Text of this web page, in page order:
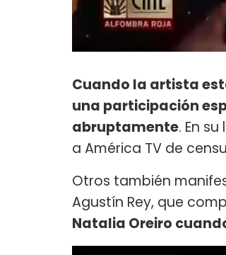
Cuando la artista
una participación
abruptamente. En
a América TV de
Otros también
Agustín Rey, que
Natalia Oreiro